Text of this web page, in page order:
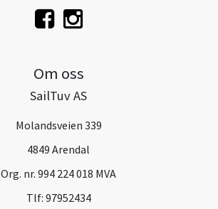
Om oss
SailTuv AS
Molandsveien 339
4849 Arendal
Org. nr. 994 224 018 MVA
Tlf: 97952434